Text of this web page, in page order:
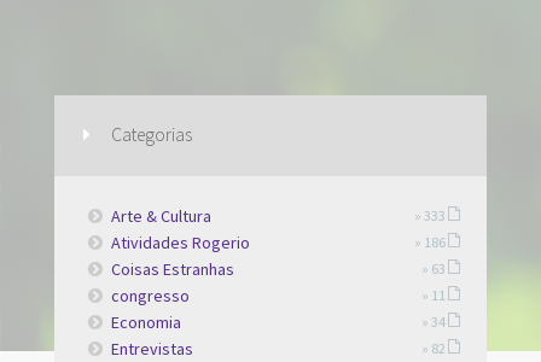
Categorias
Arte & Cultura » 333
Atividades Rogerio » 186
Coisas Estranhas » 63
congresso » 11
Economia » 34
Entrevistas » 82